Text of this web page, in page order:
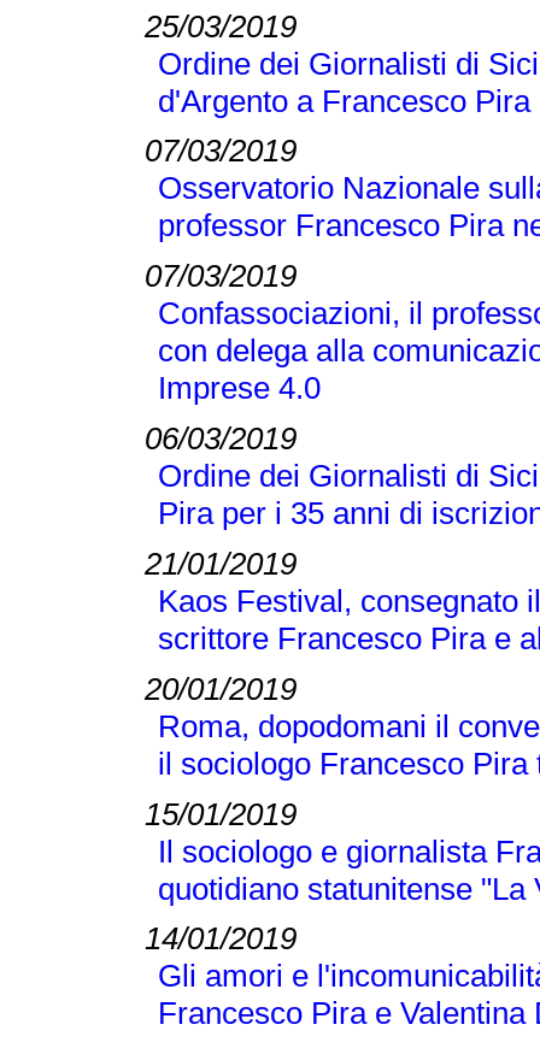
25/03/2019
Ordine dei Giornalisti di
d'Argento a Francesco Pira
07/03/2019
Osservatorio Nazionale
professor Francesco Pira
07/03/2019
Confassociazioni, il
con delega alla
Imprese 4.0
06/03/2019
Ordine dei Giornalisti di
Pira per i 35 anni di
21/01/2019
Kaos Festival, consegnato
scrittore Francesco Pira e
20/01/2019
Roma, dopodomani il
il sociologo Francesco Pira
15/01/2019
Il sociologo e giornalista
quotidiano statunitense "La
14/01/2019
Gli amori e
Francesco Pira e Valentina